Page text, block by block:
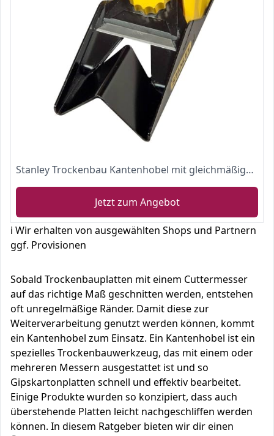
Stanley Trockenbau Kantenhobel mit gleichmäßiger Führung STHT1-05937 – Für saubere Übergänge zwischen zwei Gipskartonplatten – Schneidet im 45°-Winkel
Jetzt zum Angebot
ℹ️ Wir erhalten von ausgewählten Shops und Partnern
ggf. Provisionen
Sobald Trockenbauplatten mit einem Cuttermesser
auf das richtige Maß geschnitten werden, entstehen
oft unregelmäßige Ränder. Damit diese zur
Weiterverarbeitung genutzt werden können, kommt
ein Kantenhobel zum Einsatz. Ein Kantenhobel ist ein
spezielles Trockenbauwerkzeug, das mit einem oder
mehreren Messern ausgestattet ist und so
Gipskartonplatten schnell und effektiv bearbeitet.
Einige Produkte wurden so konzipiert, dass auch
überstehende Platten leicht nachgeschliffen werden
können. In diesem Ratgeber bieten wir dir einen